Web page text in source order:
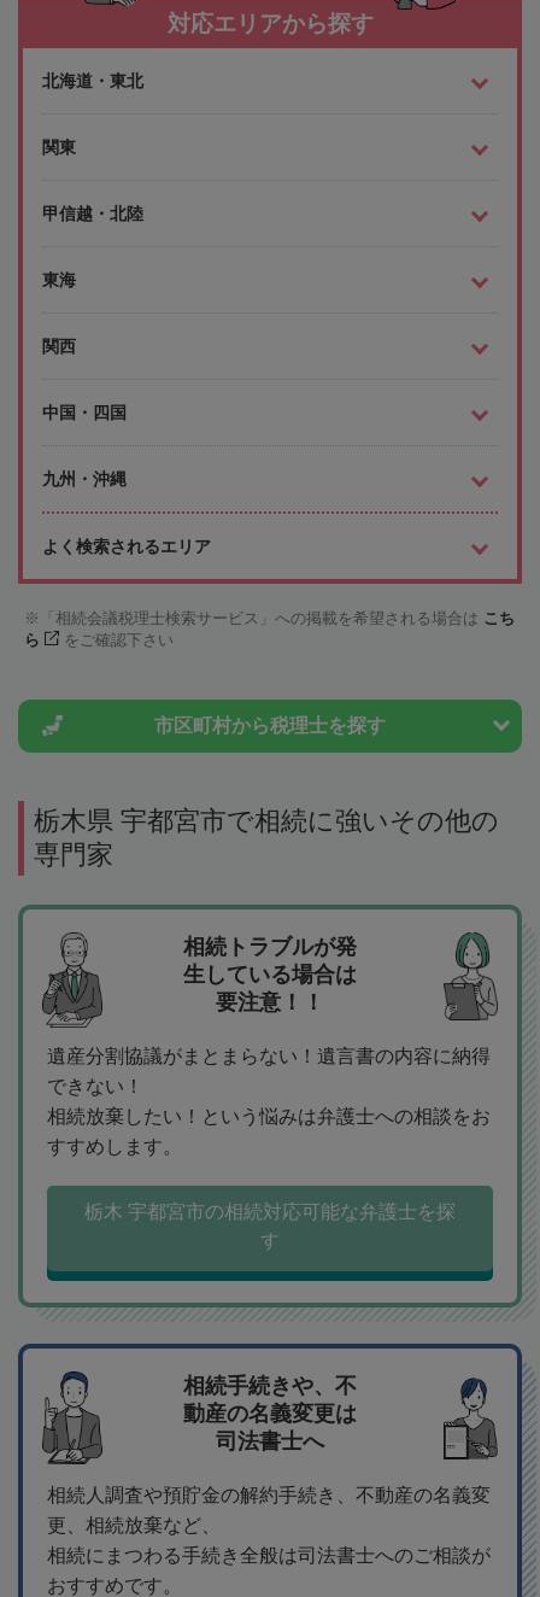
対応エリアから探す
北海道・東北
関東
甲信越・北陸
東海
関西
中国・四国
九州・沖縄
よく検索されるエリア
「相続会議税理士検索サービス」への掲載を希望される場合は こち
ら
をご確認下さい
市区町村から税理士を探す
栃木県 宇都宮市で相続に強いその他の
専門家
相続トラブルが発
生している場合は
要注意！！
遺産分割協議がまとまらない！遺言書の内容に納得
できない！
相続放棄したい！という悩みは弁護士への相談をお
すすめします。
栃木 宇都宮市の相続対応可能な弁護士を探
す
相続手続きや、不
動産の名義変更は
司法書士へ
相続人調査や預貯金の解約手続き、不動産の名義変
更、相続放棄など、
相続にまつわる手続き全般は司法書士へのご相談が
おすすめです。